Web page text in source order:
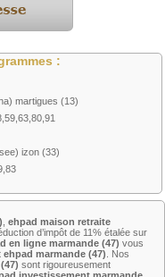
:
martigues (13)
izon (33)
ehpad maison retraite
d’impôt de 11% étalée sur
en ligne marmande (47) vous
ehpad marmande (47) . Nos
sont rigoureusement